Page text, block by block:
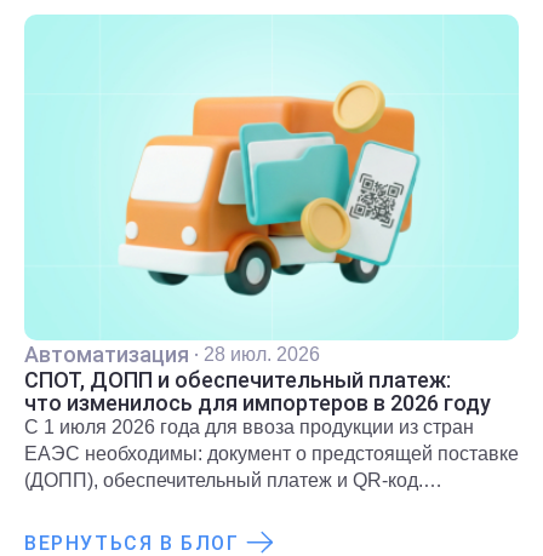
Автоматизация · 28 июл. 2026
СПОТ, ДОПП и обеспечительный платеж:
что изменилось для импортеров в 2026 году
С 1 июля 2026 года для ввоза продукции из стран
ЕАЭС необходимы: документ о предстоящей поставке
(ДОПП), обеспечительный платеж и QR-код.
рассказали в статье.
ВЕРНУТЬСЯ В БЛОГ